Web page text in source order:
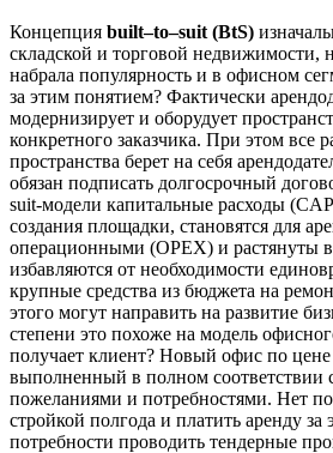
Концепция built–to–suit (BtS)
складской и торговой недвижимости,
набрала популярность и в офисном
за этим понятием? Фактически
модернизирует и оборудует
конкретного заказчика. При этом все
пространства берет на себя
обязан подписать долгосрочный
suit-модели капитальные расходы
создания площадки, становятся для
операционными (OPEX) и растянуты
избавляются от необходимости
крупные средства из бюджета на
этого могут направить на развитие
степени это похоже на модель
получает клиент? Новый офис по
выполненный в полном соответствии
пожеланиями и потребностями. Нет
стройкой полгода и платить аренду за
потребности проводить тендерные